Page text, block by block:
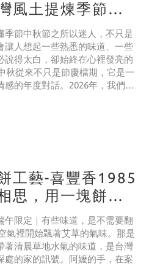
風土提煉季節滋
季節中秋節之所以迷人，不只是
讓人想起一些熟悉的味道、一些
說得太白，卻始終在心裡發亮的
秋從來不只是節慶檔期，它是一
的年度對話。2026年，我們以
藝與當代送禮美學揉合成一份
意。 台灣的秋天，不是一種顏
工藝-喜豐香1985
思，用一塊餅說
午限定｜有些味道，是不需要翻
氣裡開始飄著艾草的氣味。那是
著清晨草地水氣的味道，是台灣
處的家的訊號。阿嬤的手，在案